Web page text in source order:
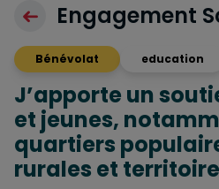
Engagement
Bénévolat education
J’apporte un
et jeunes,
quartiers
rurales et